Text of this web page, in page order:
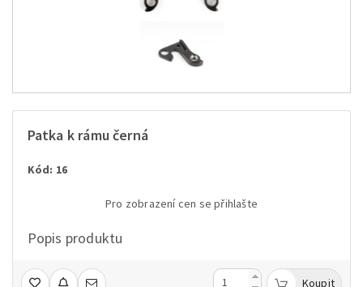
Patka k rámu černá
Kód: 16
Pro zobrazení cen se přihlašte
Popis produktu
Koupit